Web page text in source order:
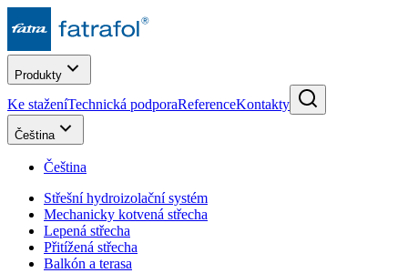
Produkty
Ke staženíTechnická podporaReferenceKontakty
Čeština
Čeština
Střešní hydroizolační systém
Mechanicky kotvená střecha
Lepená střecha
Přitížená střecha
Balkón a terasa